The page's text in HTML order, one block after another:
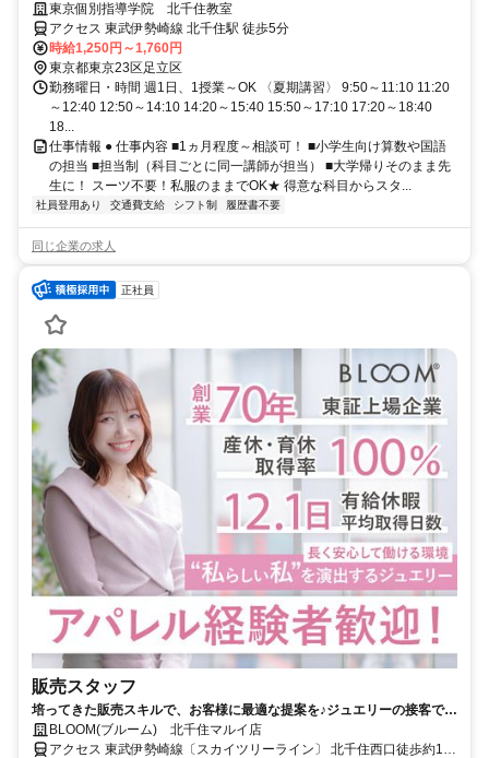
ストや帰省なども調整可能！
東京個別指導学院 北千住教室
アクセス 東武伊勢崎線 北千住駅 徒歩5分
時給1,250円～1,760円
東京都東京23区足立区
勤務曜日・時間 週1日、1授業～OK 〈夏期講習〉 9:50～11:10 11:20
～12:40 12:50～14:10 14:20～15:40 15:50～17:10 17:20～18:40
18...
仕事情報 ● 仕事内容 ■1ヵ月程度～相談可！ ■小学生向け算数や国語
の担当 ■担当制（科目ごとに同一講師が担当） ■大学帰りそのまま先
生に！ スーツ不要！私服のままでOK★ 得意な科目からスタ...
社員登用あり 交通費支給 シフト制 履歴書不要
同じ企業の求人
正社員
販売スタッフ
培ってきた販売スキルで、お客様に最適な提案を♪ジュエリーの接客で、
あなたの「提案力」を存分に活かしませんか？
BLOOM(ブルーム) 北千住マルイ店
アクセス 東武伊勢崎線〔スカイツリーライン〕 北千住西口徒歩約1